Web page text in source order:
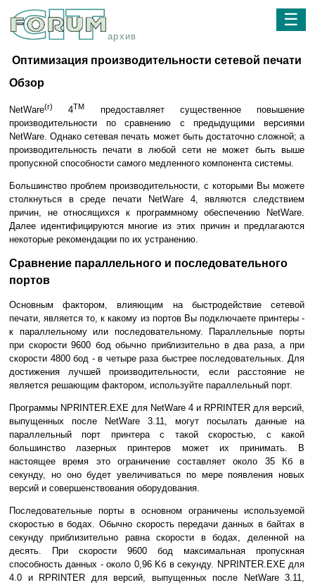
архив
☰
Оптимизация производительности сетевой печати
Обзор
NetWare(r) 4TM
предоставляет существенное повышение
производительности по сравнению с предыдущими версиями
NetWare. Однако сетевая печать может быть достаточно сложной; а
производительность печати в любой сети не может быть выше
пропускной способности самого медленного компонента системы.
Большинство проблем производительности, с которыми Вы можете
столкнуться в среде печати NetWare 4, являются следствием
причин, не относящихся к программному обеспечению NetWare.
Далее идентифицируются многие из этих причин и предлагаются
некоторые рекомендации по их устранению.
Сравнение параллельного и последовательного
портов
Основным фактором, влияющим на быстродействие сетевой
печати, является то, к какому из портов Вы подключаете принтеры -
к параллельному или последовательному. Параллельные порты
при скорости 9600 бод обычно приблизительно в два раза, а при
скорости 4800 бод - в четыре раза быстрее последовательных. Для
достижения лучшей производительности, если расстояние не
является решающим фактором, используйте параллельный порт.
Программы NPRINTER.EXE для NetWare 4 и RPRINTER для версий,
выпущенных после NetWare 3.11, могут посылать данные на
параллельный порт принтера с такой скоростью, с какой
большинство лазерных принтеров может их принимать. В
настоящее время это ограничение составляет около 35 Кб в
секунду, но оно будет увеличиваться по мере появления новых
версий и совершенствования оборудования.
Последовательные порты в основном ограничены используемой
скоростью в бодах. Обычно скорость передачи данных в байтах в
секунду приблизительно равна скорости в бодах, деленной на
десять. При скорости 9600 бод максимальная пропускная
способность данных - около 0,96 Kб в секунду. NPRINTER.EXE для
4.0 и RPRINTER для версий, выпущенных после NetWare 3.11,